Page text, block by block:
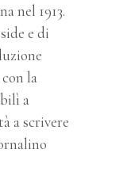
nel 1913.
e di
la
a
a scrivere